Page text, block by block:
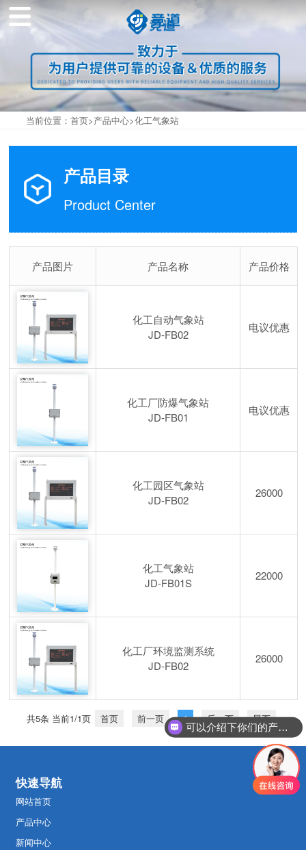
当前位置： 首页>产品中心>化工气象站
产品目录
Product Center
产品图片 产品名称 产品价格
化工自动气象站
JD-FB02
电议优惠
化工厂防爆气象站
JD-FB01
电议优惠
化工园区气象站
JD-FB02
26000
化工气象站
JD-FB01S
22000
化工厂环境监测系统
JD-FB02
26000
共5条 当前1/1页 首页 前一页 1 后一页 尾页
快速导航
网站首页
产品中心
新闻中心
可以介绍下你们的产品么？